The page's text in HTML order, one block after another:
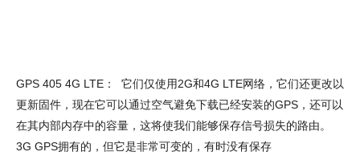
GPS 405 4G LTE： 它们仅使用2G和4G LTE网络，它们还更改以
更新固件，现在它可以通过空气避免下载已经安装的GPS，还可以
在其内部内存中的容量，这将使我们能够保存信号损失的路由。
3G GPS拥有的，但它是非常可变的，有时没有保存